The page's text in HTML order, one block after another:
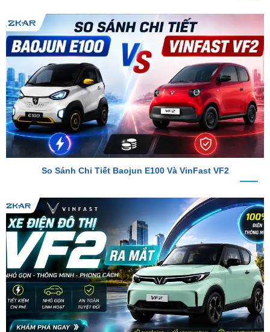
So Sánh Chi Tiết Baojun E100 Và VinFast VF2
VinFast VF2 Ra Mắt: Xe Điện Đô Thị Giá Chỉ 188 Triệu Đồng